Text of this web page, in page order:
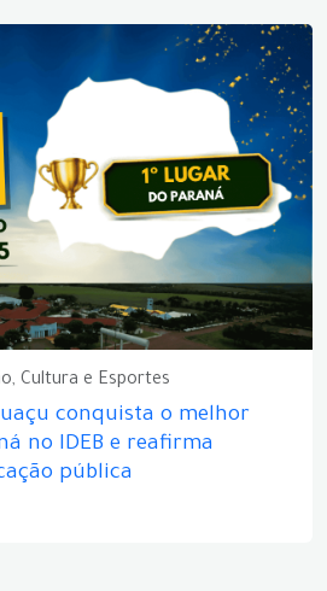
Cultura e Esportes
conquista o melhor
no IDEB e reafirma
pública